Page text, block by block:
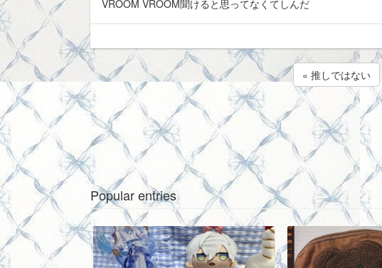
VROOM VROOM聞けると思ってなくてしんだ
« 推しではない
Popular entries